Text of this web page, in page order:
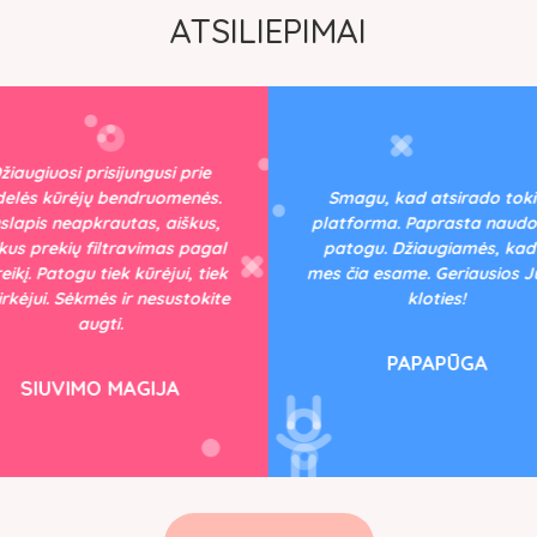
ATSILIEPIMAI
prisijungusi prie
kūrėjų bendruomenės.
neapkrautas, aiškus,
prekių filtravimas pagal
Patogu tiek kūrėjui, tiek
Sėkmės ir nesustokite
augti.
SIUVIMO MAGIJA
Smagu, kad atsirado
platforma. Paprasta
patogu. Džiaugiamės,
mes čia esame. Geriausios
kloties!
PAPAPŪGA